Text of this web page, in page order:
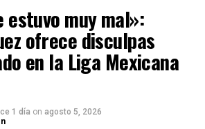
estuvo muy mal»:
ofrece disculpas
en la Liga Mexicana
1 día on agosto 5, 2026